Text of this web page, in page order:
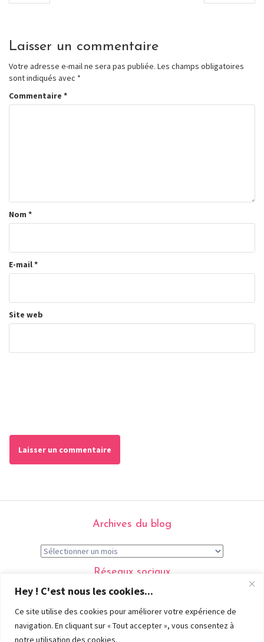
Hey ! C'est nous les cookies...
Ce site utilise des cookies pour améliorer votre expérience de
navigation. En cliquant sur « Tout accepter », vous consentez à
notre utilisation des cookies.
Laisser un commentaire
Votre adresse e-mail ne sera pas publiée. Les champs obligatoires
sont indiqués avec *
Commentaire *
Nom *
E-mail*
Site web
Archives du blog
Réseaux sociaux
Menu